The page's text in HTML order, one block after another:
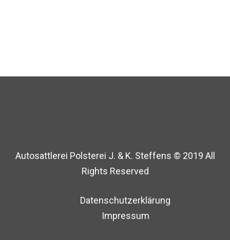
Autosattlerei Polsterei J. & K. Steffens © 2019 All
Rights Reserved
Datenschutzerklärung
Impressum